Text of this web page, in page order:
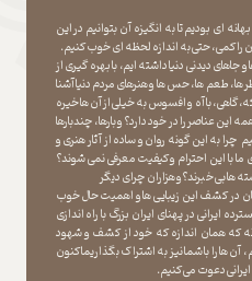
ای بودیم تا به انگیزه آن بتوانیم در این
را کمی ، حتی به اندازه لحظه ای خوب کنیم.
دیدنی دنیا داشته ایم، با بهره گیری از
ها ، طعم ها ، حس ها و هنرهای مردم دنیا آشنا
گاهی ، با آه و افسوس به خیلی از آن ها خیره
این عناصر را در خود دارد؟ و بارها ، چندبارها
چرا به این گونه روان و ساده از آثار هنری و
ما با این احترام و کیفیت معرفی نمی شوند؟
ها بی خبرند؟و هزاران چرای دیگر
در کشف این زیبایی ها و اهمیت حال خوب
ایرانی در پهنای ایران بزرگ با راه اندازی
که همان اندازه که خود از کشف و شهود
ها را با شما نیز به اشتراک بگذاریماکنون
ایرانی دعوت می کنیم.